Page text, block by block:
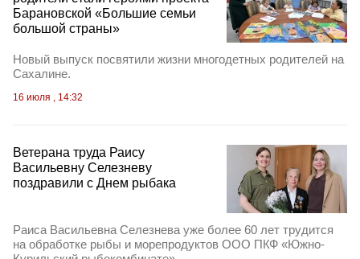
Барановской «Большие семьи
большой страны»
Новый выпуск посвятили жизни многодетных родителей на
Сахалине.
16 июля , 14:32
Ветерана труда Раису
Васильевну Селезневу
поздравили с Днем рыбака
Раиса Васильевна Селезнева уже более 60 лет трудится
на обработке рыбы и морепродуктов ООО ПКФ «Южно-